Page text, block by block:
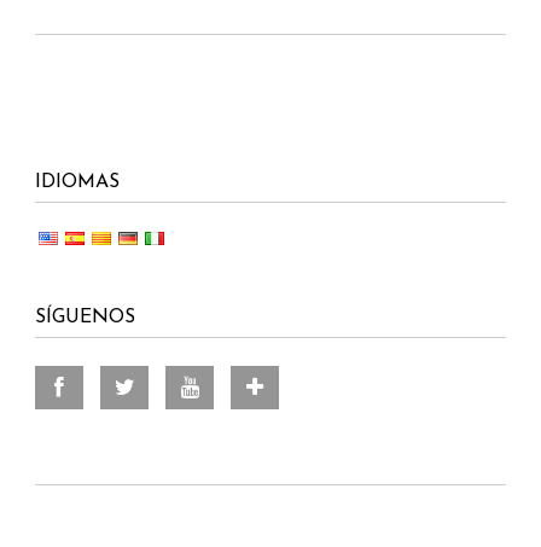
IDIOMAS
SÍGUENOS